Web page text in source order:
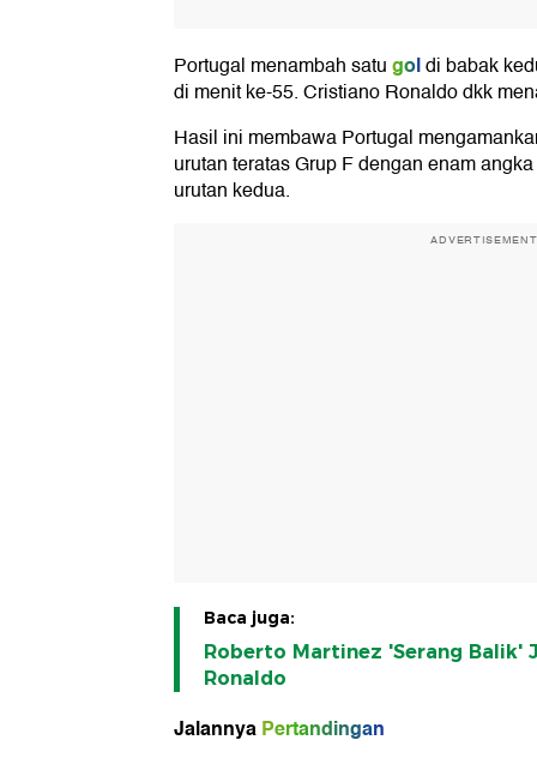
Portugal menambah satugoldi babak
di menit ke-55. Cristiano Ronaldo dkk
Hasil ini membawa Portugal
urutan teratas Grup F dengan enam
urutan kedua.
ADVERTISEMENT
Baca juga:
Roberto Martinez 'Serang Balik'
Ronaldo
JalannyaPertandingan